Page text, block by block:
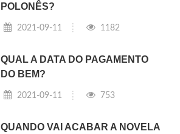
POLONÊS?
2021-09-11 1182
QUAL A DATA DO PAGAMENTO
DO BEM?
2021-09-11 753
QUANDO VAI ACABAR A NOVELA